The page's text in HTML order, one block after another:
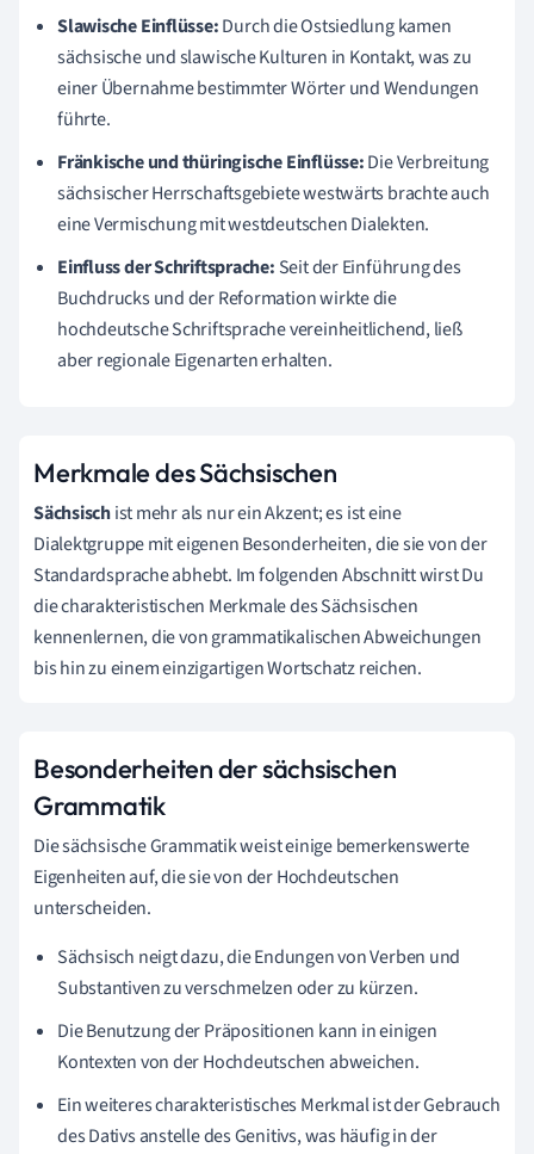
Slawische Einflüsse:Durch die Ostsiedlung kamen
sächsische und slawische Kulturen in Kontakt, was zu
einer Übernahme bestimmter Wörter und Wendungen
führte.
Fränkische und thüringische Einflüsse:Die Verbreitung
sächsischer Herrschaftsgebiete westwärts brachte auch
eine Vermischung mit westdeutschen Dialekten.
Einfluss der Schriftsprache: Seit der Einführung des
Buchdrucks und der Reformation wirkte die
hochdeutsche Schriftsprache vereinheitlichend, ließ
aber regionale Eigenarten erhalten.
Merkmale des Sächsischen
Sächsischist mehr als nur ein Akzent; es ist eine
Dialektgruppe mit eigenen Besonderheiten, die sie von der
Standardsprache abhebt. Im folgenden Abschnitt wirst Du
die charakteristischen Merkmale des Sächsischen
kennenlernen, die von grammatikalischen Abweichungen
bis hin zu einem einzigartigen Wortschatz reichen.
Besonderheiten der sächsischen
Grammatik
Die sächsische Grammatik weist einige bemerkenswerte
Eigenheiten auf, die sie von der Hochdeutschen
unterscheiden.
Sächsisch neigt dazu, die Endungen von Verben und
Substantiven zu verschmelzen oder zu kürzen.
Die Benutzung der Präpositionen kann in einigen
Kontexten von der Hochdeutschen abweichen.
Ein weiteres charakteristisches Merkmal ist der Gebrauch
des Dativs anstelle des Genitivs, was häufig in der